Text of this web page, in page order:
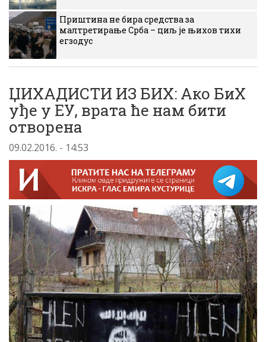
Приштина не бира средства за
малтретирање Срба – циљ је њихов тихи
егзодус
ЏИХАДИСТИ ИЗ БИХ: Ако БиХ
уђе у ЕУ, врата ће нам бити
отворена
09.02.2016. - 14:53